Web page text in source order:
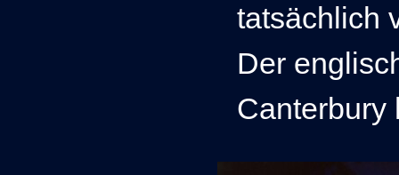
tatsächlich
Der
Canterbury